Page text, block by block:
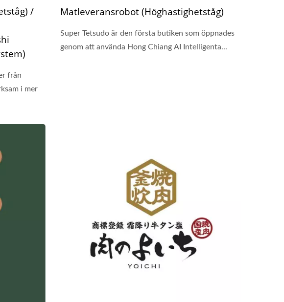
/
från
i mer
Matleveransrobot (Höghastighetståg)
Super Tetsudo är den första butiken som öppnades
genom att använda Hong Chiang AI Intelligenta...